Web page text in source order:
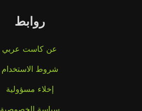
روابط
عن كاست عربي
شروط الاستخدام
إخلاء مسؤولية
سياسة الخصوصية